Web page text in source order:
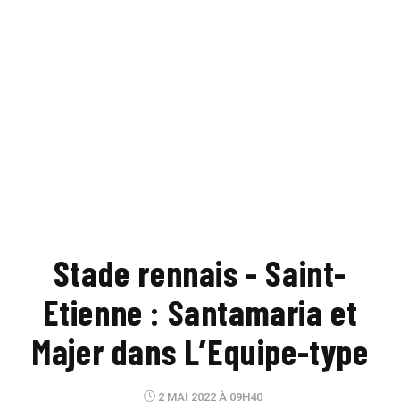
Stade rennais - Saint-
Etienne : Santamaria et
Majer dans L’Equipe-type
2 MAI 2022 À 09H40